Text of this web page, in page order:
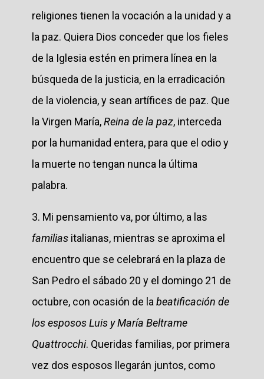
religiones tienen la vocación a la unidad y a
la paz. Quiera Dios conceder que los fieles
de la Iglesia estén en primera línea en la
búsqueda de la justicia, en la erradicación
de la violencia, y sean artífices de paz. Que
la Virgen María,Reina de la paz, interceda
por la humanidad entera, para que el odio y
la muerte no tengan nunca la última
palabra.
3. Mi pensamiento va, por último, a las
familias italianas, mientras se aproxima el
encuentro que se celebrará en la plaza de
San Pedro el sábado 20 y el domingo 21 de
octubre, con ocasión de la beatificación de
los esposos Luis y María Beltrame
Quattrocchi. Queridas familias, por primera
vez dos esposos llegarán juntos, como